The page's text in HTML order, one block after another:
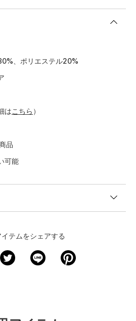
、ポリエステル20%
はこちら ）
品
可能
63 67.5
イテムをシェアする